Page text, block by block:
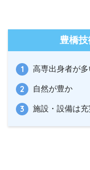
豊橋
高専出身者が多
自然が豊か
施設・設備は